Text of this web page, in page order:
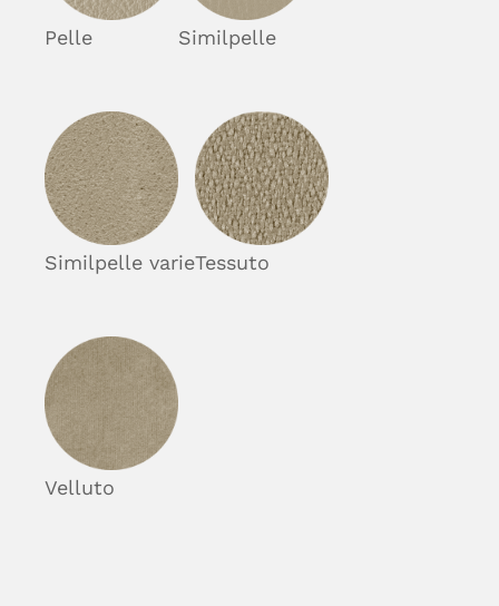
Pelle Similpelle
Similpelle varieTessuto
Velluto